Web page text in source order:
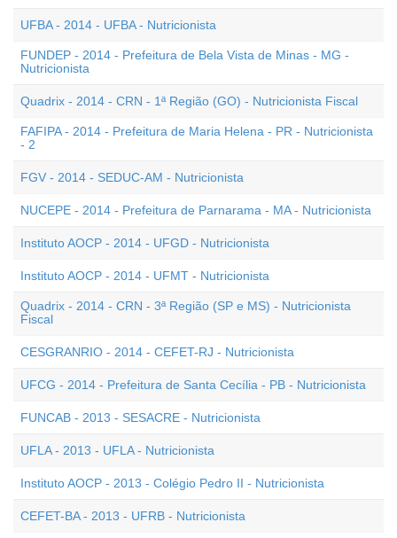
UFBA - 2014 - UFBA - Nutricionista
FUNDEP - 2014 - Prefeitura de Bela Vista de Minas - MG -
Nutricionista
Quadrix - 2014 - CRN - 1ª Região (GO) - Nutricionista Fiscal
FAFIPA - 2014 - Prefeitura de Maria Helena - PR - Nutricionista
- 2
FGV - 2014 - SEDUC-AM - Nutricionista
NUCEPE - 2014 - Prefeitura de Parnarama - MA - Nutricionista
Instituto AOCP - 2014 - UFGD - Nutricionista
Instituto AOCP - 2014 - UFMT - Nutricionista
Quadrix - 2014 - CRN - 3ª Região (SP e MS) - Nutricionista
Fiscal
CESGRANRIO - 2014 - CEFET-RJ - Nutricionista
UFCG - 2014 - Prefeitura de Santa Cecília - PB - Nutricionista
FUNCAB - 2013 - SESACRE - Nutricionista
UFLA - 2013 - UFLA - Nutricionista
Instituto AOCP - 2013 - Colégio Pedro II - Nutricionista
CEFET-BA - 2013 - UFRB - Nutricionista